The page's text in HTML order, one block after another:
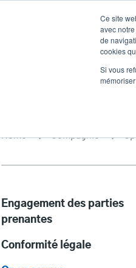
Ce site
avec
de
cookies
Si vous
Home Compagnie
Stakeholder
Engagement
Engagement des parties
prenantes
Conformité légale